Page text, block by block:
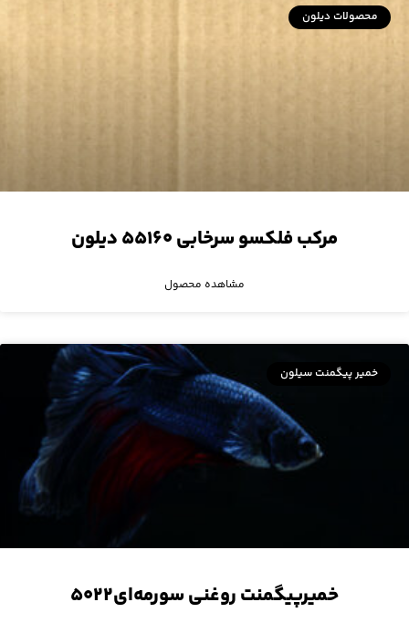
محصولات دیلون
مرکب فلکسو سرخابی ۵۵۱۶۰ دیلون
مشاهده محصول
خمیر پیگمنت سیلون
خمیرپیگمنت روغنی سورمه‌ای۵۰۲۲